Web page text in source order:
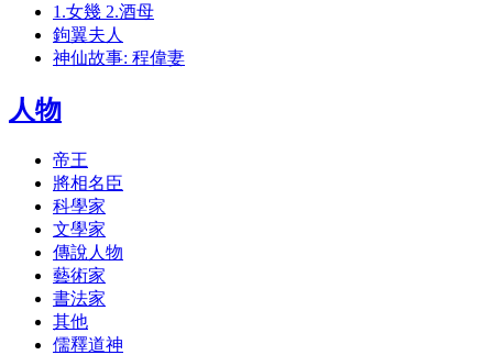
1.女幾 2.酒母
鉤翼夫人
神仙故事: 程偉妻
人物
帝王
將相名臣
科學家
文學家
傳說人物
藝術家
書法家
其他
儒釋道神